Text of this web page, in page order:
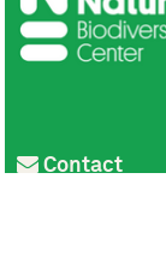
Contact